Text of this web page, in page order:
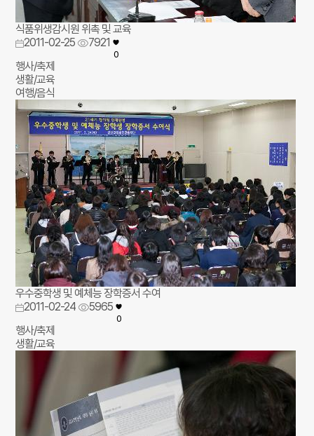
식품위생감시원 위촉 및 교육
2011-02-25
7921
0
행사/축제
생활/교육
여행/음식
우수중학생 및 예체능 장학증서 수여
2011-02-24
5965
0
행사/축제
생활/교육